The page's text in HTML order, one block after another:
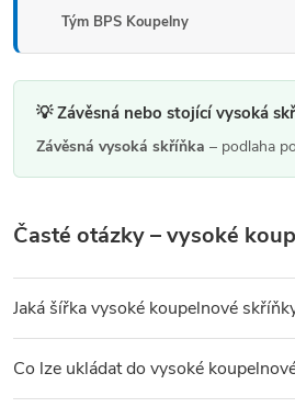
d
í
r
k
y
v
Tým BPS Koupelny
💡 Závěsná nebo stojící vysoká
Závěsná vysoká skříňka – podlaha
Časté otázky – vysoké
Jaká šířka vysoké koupelnové
Co lze ukládat do vysoké